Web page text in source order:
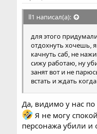
ll1 написал(а):
для этого
отдохнуть хочешь,
качнуть саб, не
сижу работаю, ну
занят вот и не
встать и ждать
Да, видимо у нас по
Я не могу
персонажа убили и